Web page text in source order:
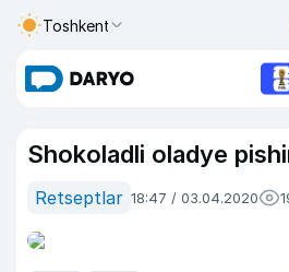
Toshkent
Shokoladli oladye
Retseptlar 18:47 / 03.04.2020